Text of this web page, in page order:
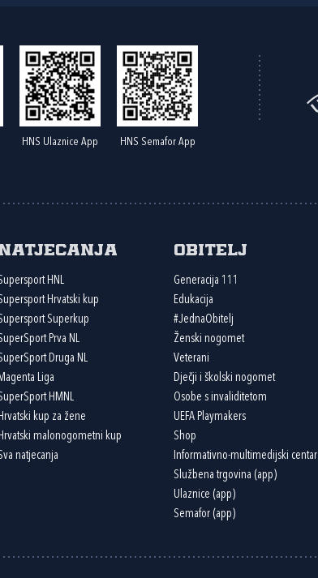
HNS Ulaznice App HNS Semafor App
HNL
Hrvatski kup
Superkup
Prva NL
Druga NL
Liga
HMNL
kup za žene
malonogometni kup
natjecanja
Obitelj
Generacija 111
Edukacija
#JednaObitelj
Ženski nogomet
Veterani
Dječji i školski nogomet
Osobe s invaliditetom
UEFA Playmakers
Shop
Informativno-multimedijski centar
Službena trgovina (app)
Ulaznice (app)
Semafor (app)